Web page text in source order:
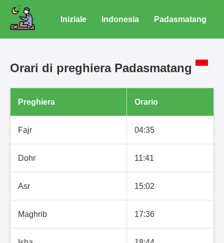
Iniziale Indonesia Padasmatang
Orari di preghiera Padasmatang
Preghiera Orario
Fajr 04:35
Dohr 11:41
Asr 15:02
Maghrib 17:36